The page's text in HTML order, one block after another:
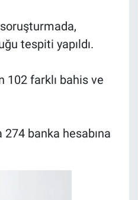
tespiti yapıldı.
102 farklı bahis ve
banka hesabına